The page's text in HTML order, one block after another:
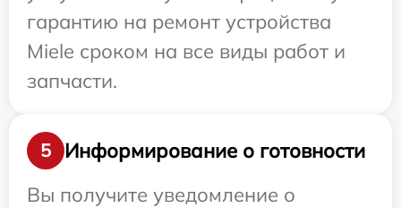
гарантию на ремонт устройства
Miele сроком на все виды работ и
запчасти.
5
Информирование о готовности
Вы получите уведомление о